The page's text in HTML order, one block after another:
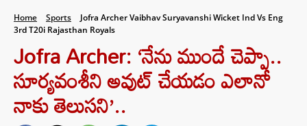
Home Sports
Jofra Archer Vaibhav Suryavanshi Wicket Ind Vs Eng
3rd T20i Rajasthan Royals
Jofra Archer: ‘నేను ముందే చెప్పా..
సూర్యవంశీని అవుట్ చేయడం ఎలానో
నాకు తెలుసని’..